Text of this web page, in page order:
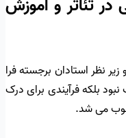
تئاتر و آموزش
نظر استادان برجسته فرا
بلکه فرآیندی برای درک
می شد.